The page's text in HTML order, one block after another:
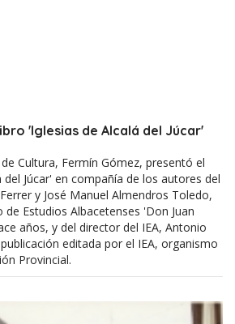
'Iglesias de Alcalá del Júcar'
Cultura, Fermín Gómez, presentó el
del Júcar' en compañía de los autores del
y José Manuel Almendros Toledo,
Estudios Albacetenses 'Don Juan
años, y del director del IEA, Antonio
editada por el IEA, organismo
Provincial.